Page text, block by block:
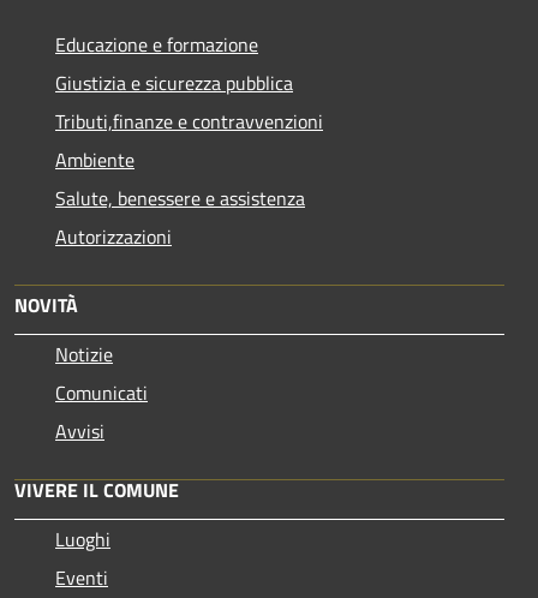
Educazione e formazione
Giustizia e sicurezza pubblica
Tributi,finanze e contravvenzioni
Ambiente
Salute, benessere e assistenza
Autorizzazioni
NOVITÀ
Notizie
Comunicati
Avvisi
VIVERE IL COMUNE
Luoghi
Eventi